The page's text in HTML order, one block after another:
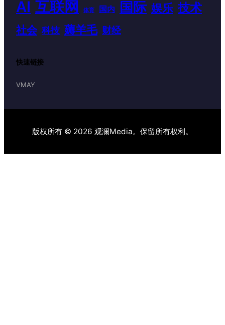
AI 互联网 体育 国内 国际 娱乐 技术
社会 科技 薅羊毛 财经
快速链接
VMAY
版权所有 © 2026 观澜Media。保留所有权利。